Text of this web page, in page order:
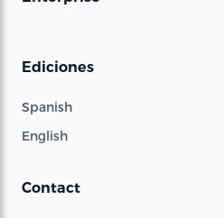
Ediciones
Spanish
English
Contact